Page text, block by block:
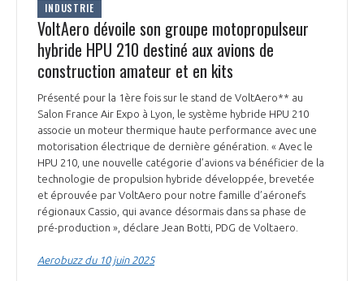
INDUSTRIE
VoltAero dévoile son groupe motopropulseur
hybride HPU 210 destiné aux avions de
construction amateur et en kits
Présenté pour la 1ère fois sur le stand de VoltAero** au
Salon France Air Expo à Lyon, le système hybride HPU 210
associe un moteur thermique haute performance avec une
motorisation électrique de dernière génération. « Avec le
HPU 210, une nouvelle catégorie d’avions va bénéficier de la
technologie de propulsion hybride développée, brevetée
et éprouvée par VoltAero pour notre famille d’aéronefs
régionaux Cassio, qui avance désormais dans sa phase de
pré-production », déclare Jean Botti, PDG de Voltaero.
Aerobuzz du 10 juin 2025